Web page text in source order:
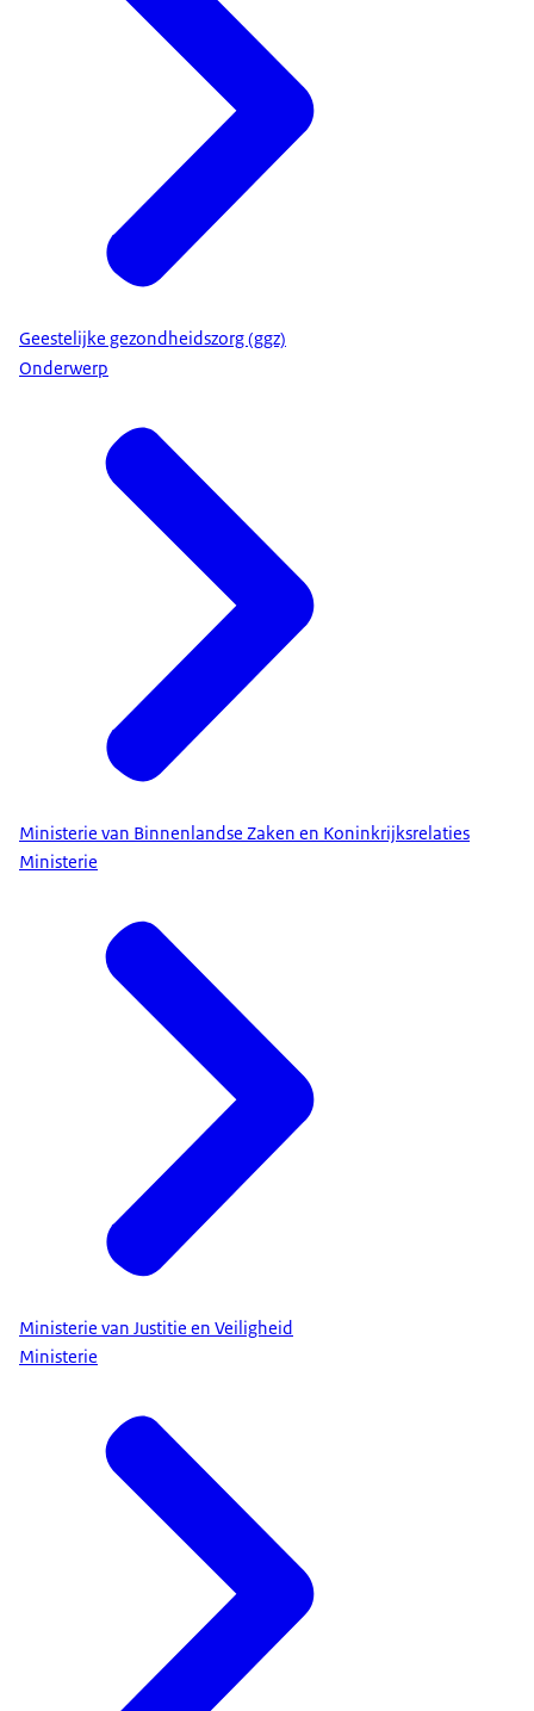
Geestelijke gezondheidszorg (ggz)
Onderwerp
Ministerie van Binnenlandse Zaken en Koninkrijksrelaties
Ministerie
Ministerie van Justitie en Veiligheid
Ministerie